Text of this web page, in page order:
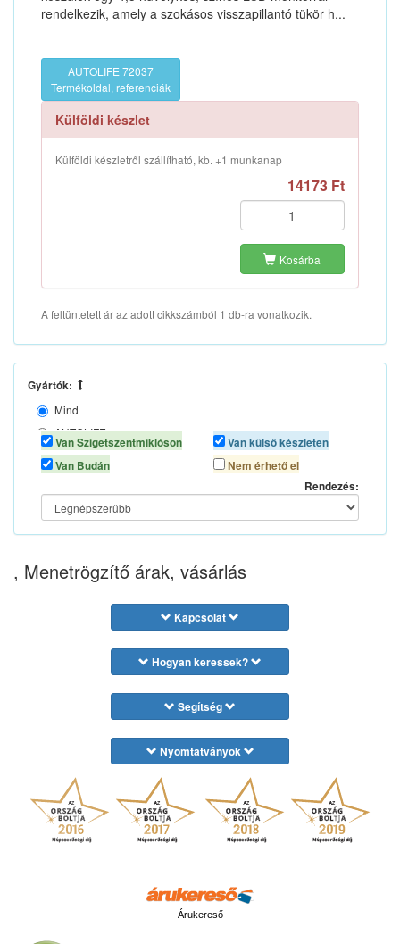
rendelkezik, amely a szokásos visszapillantó tükör h...
AUTOLIFE 72037
Termékoldal, referenciák
Külföldi készlet
Külföldi készletről szállítható, kb. +1 munkanap
14173 Ft
Kosárba
A feltüntetett ár az adott cikkszámból 1 db-ra vonatkozik.
Gyártók:
Mind
AUTOLIFE
BOTTARI
Van Szigetszentmiklóson
Van Budán
Van külső készleten
Nem érhető el
Rendezés:
, Menetrögzítő árak, vásárlás
Kapcsolat
Hogyan keressek?
Segítség
Nyomtatványok
Árukereső